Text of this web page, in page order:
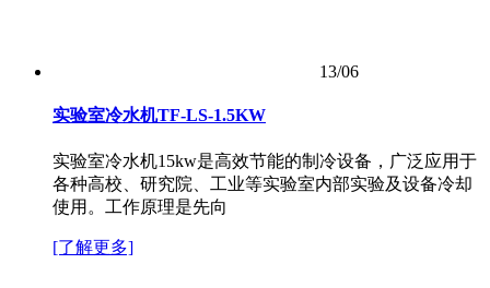
13/06
实验室冷水机TF-LS-1.5KW
实验室冷水机15kw是高效节能的制冷设备，广泛应用于
各种高校、研究院、工业等实验室内部实验及设备冷却
使用。工作原理是先向
[了解更多]